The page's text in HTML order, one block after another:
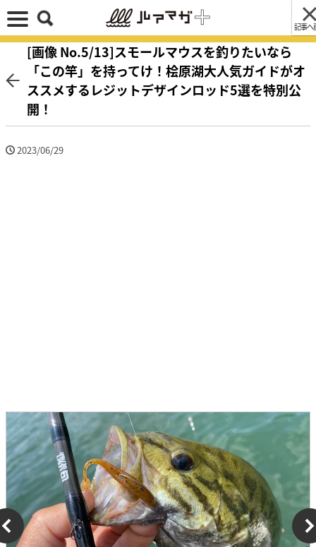
記事へ
[画像 No.5/13]スモールマウスを釣りたいなら
「この竿」を持ってけ！桧原湖大人気ガイドがオ
ススメするレジットデザインロッド5選を特別公
開！
2023/06/29